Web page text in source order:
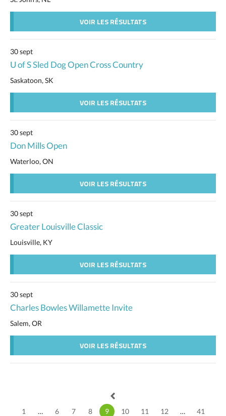
VOIR LES RÉSULTATS
30 sept
U of S Sled Dog Open Cross Country
Saskatoon, SK
VOIR LES RÉSULTATS
30 sept
Don Mills Open
Waterloo, ON
VOIR LES RÉSULTATS
30 sept
Greater Louisville Classic
Louisville, KY
VOIR LES RÉSULTATS
30 sept
Charles Bowles Willamette Invite
Salem, OR
VOIR LES RÉSULTATS
1 … 6 7 8 9 10 11 12 … 41